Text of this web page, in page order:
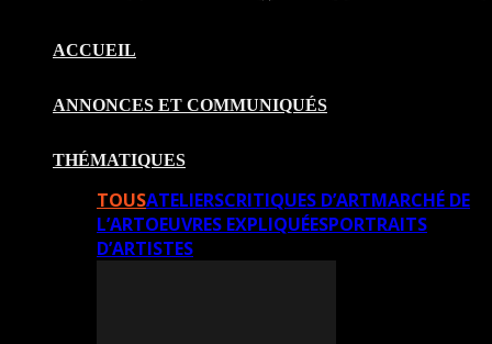
ACCUEIL
ANNONCES ET COMMUNIQUÉS
THÉMATIQUES
TOUSATELIERSCRITIQUES D’ARTMARCHÉ DE
L’ARTOEUVRES EXPLIQUÉESPORTRAITS
D’ARTISTES